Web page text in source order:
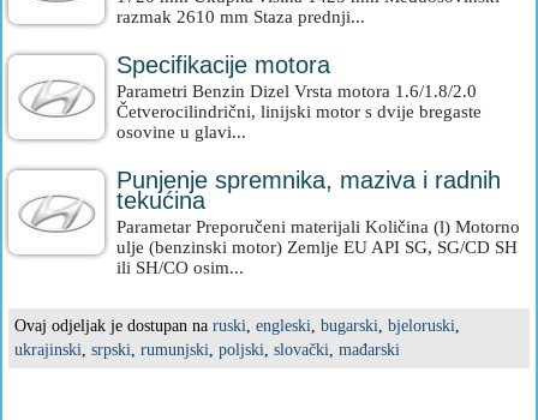
razmak 2610 mm Staza prednji...
Specifikacije motora
Parametri Benzin Dizel Vrsta motora 1.6/1.8/2.0
Četverocilindrični, linijski motor s dvije bregaste
osovine u glavi...
Punjenje spremnika, maziva i radnih
tekućina
Parametar Preporučeni materijali Količina (l) Motorno
ulje (benzinski motor) Zemlje EU API SG, SG/CD SH
ili SH/CO osim...
Ovaj odjeljak je dostupan na ruski, engleski, bugarski, bjeloruski,
ukrajinski, srpski, rumunjski, poljski, slovački, mađarski